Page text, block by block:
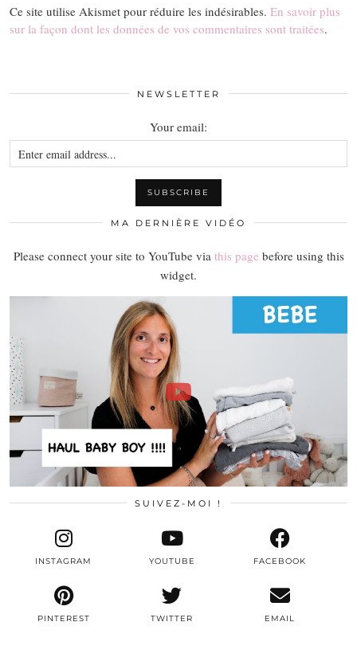
Ce site utilise Akismet pour réduire les indésirables. En savoir plus
sur la façon dont les données de vos commentaires sont traitées.
NEWSLETTER
Your email:
MA DERNIÈRE VIDÉO
Please connect your site to YouTube via this page before using this
widget.
SUIVEZ-MOI !
TWITTER
INSTAGRAM FACEBOOK
PINTEREST
YOUTUBE
EMAIL